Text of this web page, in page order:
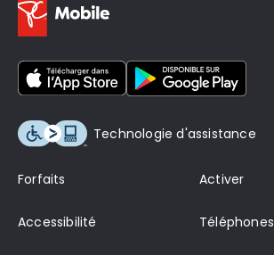
Technologie d'assistance
Forfaits Activer
Accessibilité Téléphones